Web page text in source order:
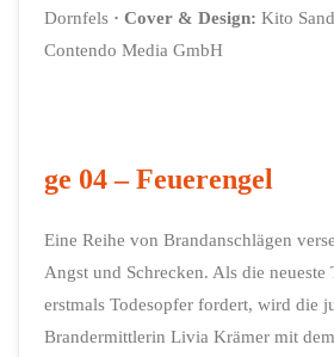
Dornfels ·Cover & Design: Kito
Contendo Media GmbH
ge 04 – Feuerengel
Eine Reihe von Brandanschlägen
Angst und Schrecken. Als die neueste
erstmals Todesopfer fordert, wird die
Brandermittlerin Livia Krämer mit